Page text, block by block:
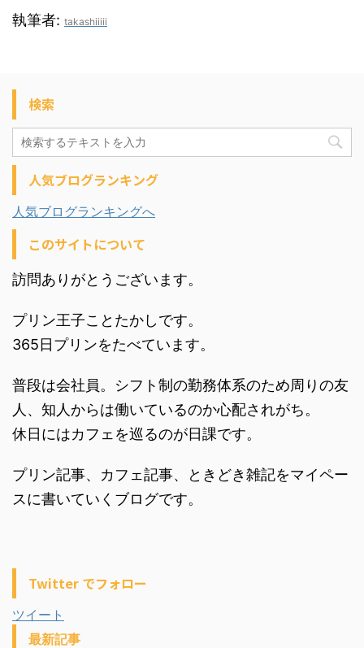
執筆者: takashiiiii
検索
人気ブログランキング
人気ブログランキングへ
このサイトについて
訪問ありがとうございます。
プリン王子ことたかしです。
365日プリンをたべています。
普段は会社員。シフト制の勤務体系のため周りの友
人、知人からは働いているのか心配されがち。
休日にはカフェを巡るのが日課です。
プリン記事、カフェ記事、ときどき雑記をマイペー
スに書いていくブログです。
Twitter でフォロー
ツイート
最新記事